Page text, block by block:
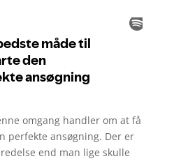
omgang handler om at få
perfekte ansøgning. Der er
end man lige skulle